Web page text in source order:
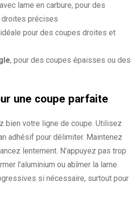
avec lame en carbure, pour des
précises
pour des coupes droites et
, pour des coupes épaisses ou des
une coupe parfaite
bien votre ligne de coupe. Utilisez
adhésif pour délimiter. Maintenez
lentement. N’appuyez pas trop
l’aluminium ou abîmer la lame.
si nécessaire, surtout pour